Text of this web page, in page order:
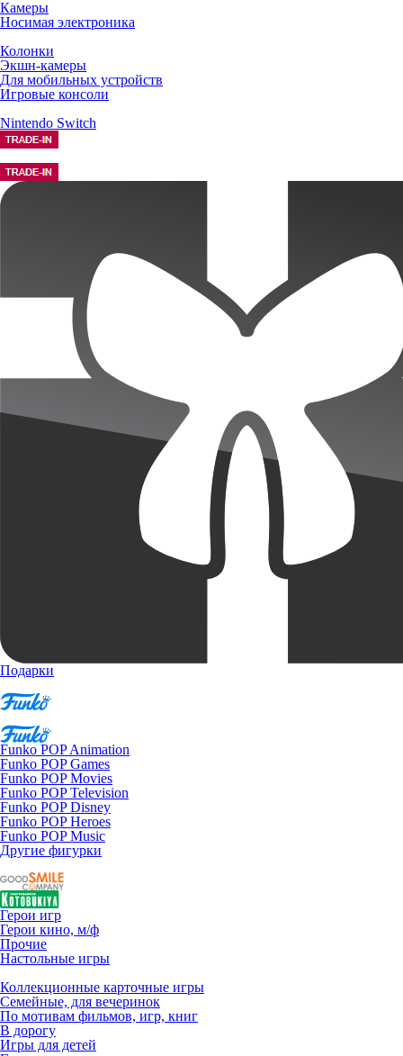
Камеры
Носимая электроника
Колонки
Экшн-камеры
Для мобильных устройств
Игровые консоли
Nintendo Switch
Подарки
Funko POP Animation
Funko POP Games
Funko POP Movies
Funko POP Television
Funko POP Disney
Funko POP Heroes
Funko POP Music
Другие фигурки
Герои игр
Герои кино, м/ф
Прочие
Настольные игры
Коллекционные карточные игры
Семейные, для вечеринок
По мотивам фильмов, игр, книг
В дорогу
Игры для детей